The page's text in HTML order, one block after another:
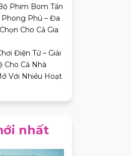
Phim Bom Tấn
Phú – Đa
Cho Cả Gia
Điện Tử – Giải
Cho Cả Nhà
Với Nhiều Hoạt
nhất